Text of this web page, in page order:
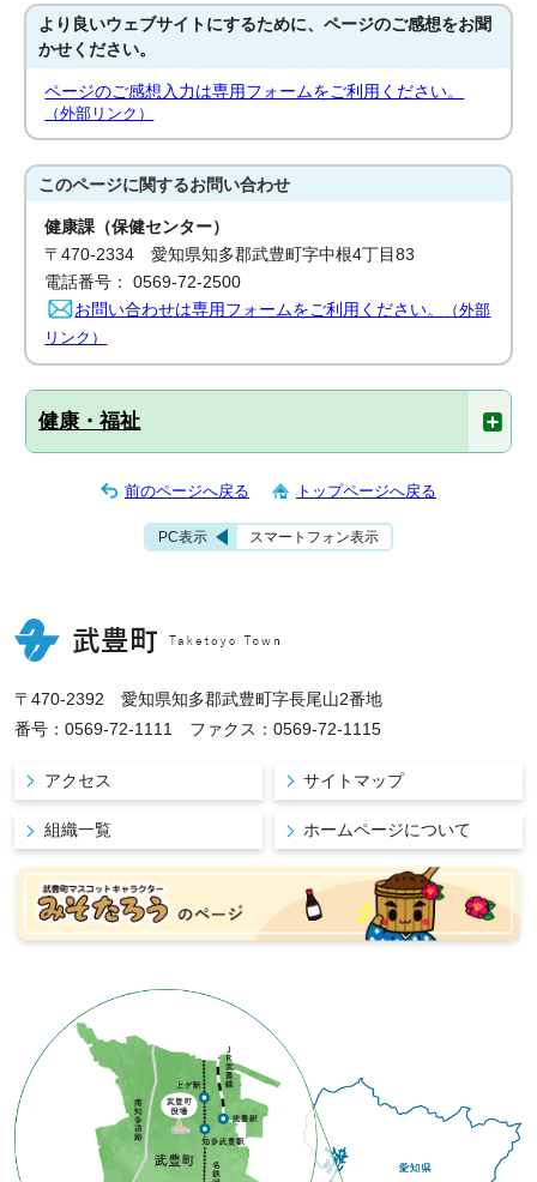
より良いウェブサイトにするために、ページのご感想をお聞
かせください。
ページのご感想入力は専用フォームをご利用ください。
（外部リンク）
このページに関するお問い合わせ
健康課（保健センター）
〒470-2334 愛知県知多郡武豊町字中根4丁目83
電話番号： 0569-72-2500
お問い合わせは専用フォームをご利用ください。
（外部
リンク）
健康・福祉
前のページへ戻る トップページへ戻る
PC表示 スマートフォン表示
〒470-2392 愛知県知多郡武豊町字長尾山2番地
番号：0569-72-1111 ファクス：0569-72-1115
アクセス サイトマップ
組織一覧 ホームページについて